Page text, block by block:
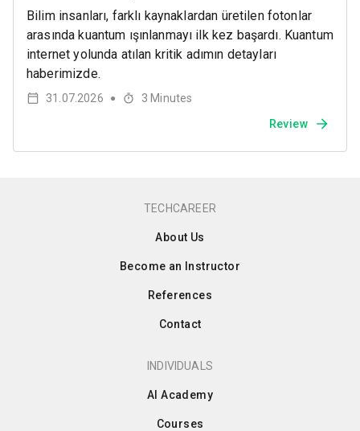
Bilim insanları, farklı kaynaklardan üretilen fotonlar
arasında kuantum ışınlanmayı ilk kez başardı. Kuantum
internet yolunda atılan kritik adımın detayları
haberimizde.
31.07.2026 ● 3 Minutes
Review
TECHCAREER
About Us
Become an Instructor
References
Contact
INDIVIDUALS
AI Academy
Courses